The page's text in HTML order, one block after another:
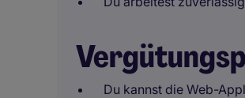
Du kannst die Web-